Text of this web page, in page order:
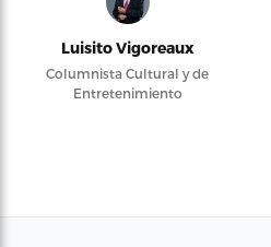
Luisito Vigoreaux
Columnista Cultural y de
Entretenimiento